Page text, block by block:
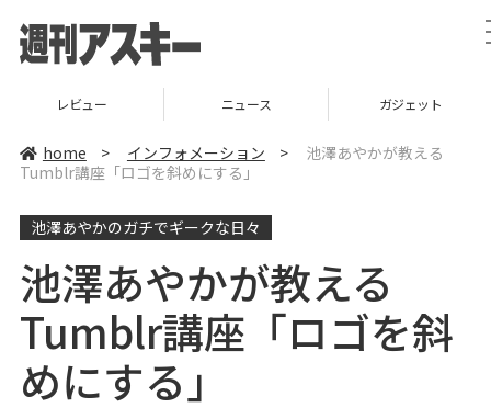
レビュー ニュース ガジェット
home > インフォメーション >
池澤あやかが教える
Tumblr講座「ロゴを斜めにする」
池澤あやかのガチでギークな日々
池澤あやかが教える
Tumblr講座「ロゴを斜
めにする」